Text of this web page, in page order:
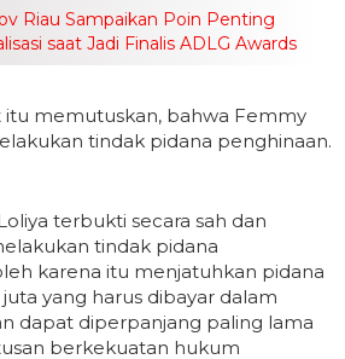
Riau Sampaikan Poin Penting
saat Jadi Finalis ADLG Awards
itu memutuskan, bahwa Femmy
tindak pidana penghinaan.
terbukti secara sah dan
tindak pidana
karena itu menjatuhkan pidana
yang harus dibayar dalam
dapat diperpanjang paling lama
berkekuatan hukum